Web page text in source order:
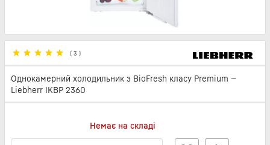
( 3 )
Однокамерний холодильник з BioFresh класу Premium —
Liebherr IKBP 2360
Немає на складі